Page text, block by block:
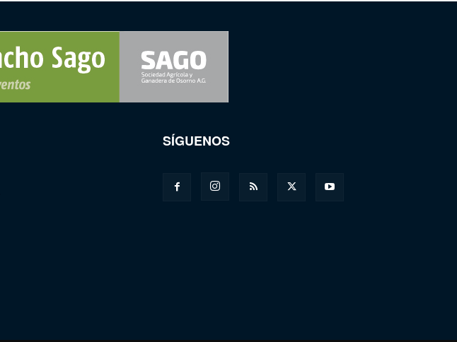
SÍGUENOS